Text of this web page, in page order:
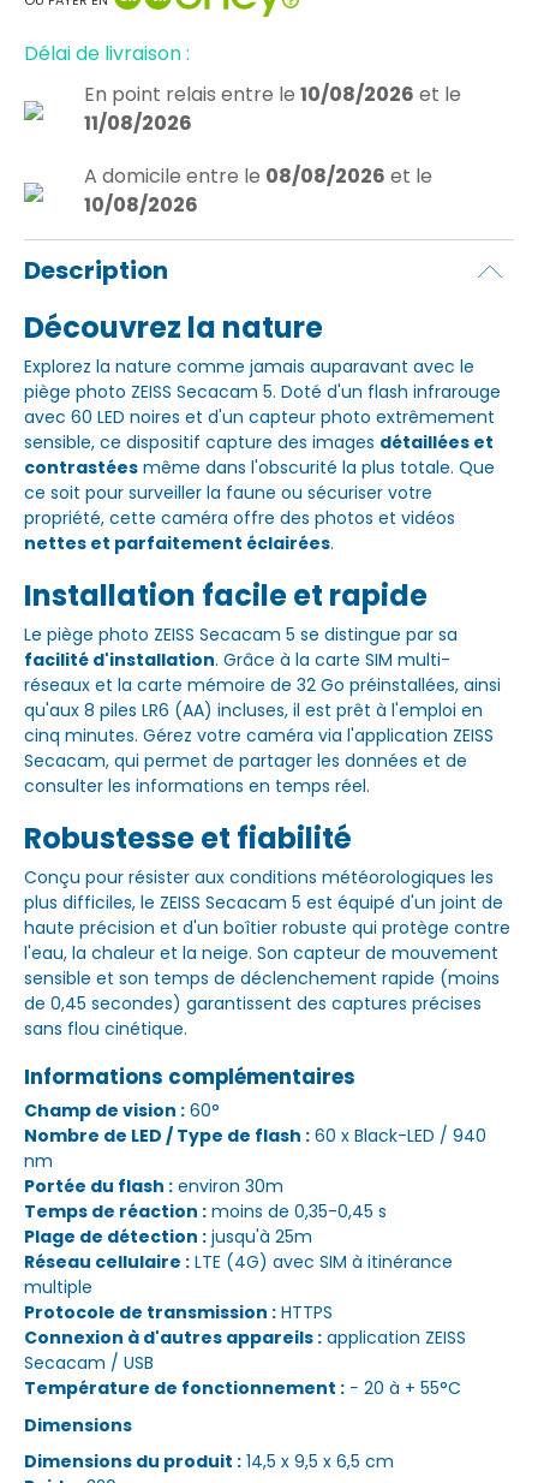
Délai de livraison :
En point relais entre le 10/08/2026 et le
11/08/2026
A domicile entre le 08/08/2026 et le
10/08/2026
Description
Découvrez la nature
Explorez la nature comme jamais auparavant avec le
piège photo ZEISS Secacam 5. Doté d'un flash infrarouge
avec 60 LED noires et d'un capteur photo extrêmement
sensible, ce dispositif capture des images détaillées et
contrastées même dans l'obscurité la plus totale. Que
ce soit pour surveiller la faune ou sécuriser votre
propriété, cette caméra offre des photos et vidéos
nettes et parfaitement éclairées.
Installation facile et rapide
Le piège photo ZEISS Secacam 5 se distingue par sa
facilité d'installation. Grâce à la carte SIM multi-
réseaux et la carte mémoire de 32 Go préinstallées, ainsi
qu'aux 8 piles LR6 (AA) incluses, il est prêt à l'emploi en
cinq minutes. Gérez votre caméra via l'application ZEISS
Secacam, qui permet de partager les données et de
consulter les informations en temps réel.
Robustesse et fiabilité
Conçu pour résister aux conditions météorologiques les
plus difficiles, le ZEISS Secacam 5 est équipé d'un joint de
haute précision et d'un boîtier robuste qui protège contre
l'eau, la chaleur et la neige. Son capteur de mouvement
sensible et son temps de déclenchement rapide (moins
de 0,45 secondes) garantissent des captures précises
sans flou cinétique.
Informations complémentaires
Champ de vision : 60°
Nombre de LED / Type de flash : 60 x Black-LED / 940
nm
Portée du flash : environ 30m
Temps de réaction : moins de 0,35-0,45 s
Plage de détection : jusqu'à 25m
Réseau cellulaire : LTE (4G) avec SIM à itinérance
multiple
Protocole de transmission : HTTPS
Connexion à d'autres appareils : application ZEISS
Secacam / USB
Température de fonctionnement : − 20 à + 55°C
Dimensions
Dimensions du produit : 14,5 x 9,5 x 6,5 cm